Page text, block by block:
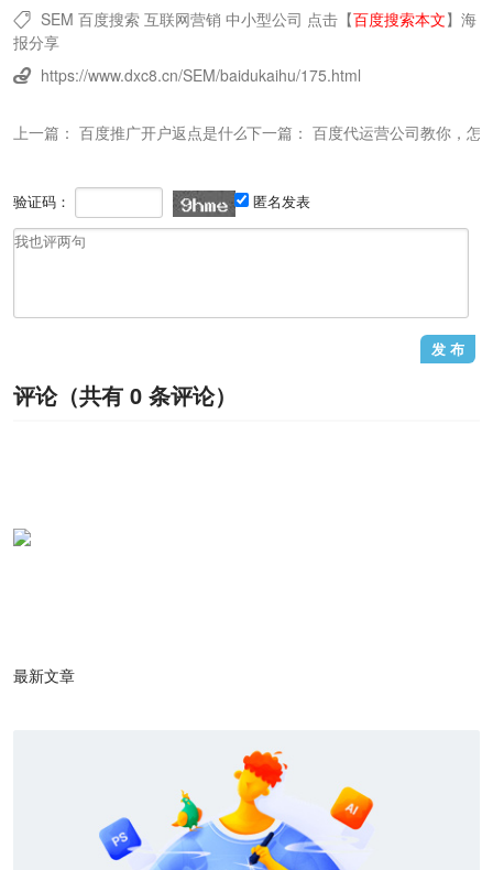
 SEM 百度搜索 互联网营销 中小型公司 点击【百度搜索本文】 海
报分享
 https://www.dxc8.cn/SEM/baidukaihu/175.html
上一篇： 百度推广开户返点是什么意思？百度推广开户返点多少怎么
下一篇： 百度代运营公司教你，怎
验证码： 匿名发表
评论（共有 0 条评论）
最新文章